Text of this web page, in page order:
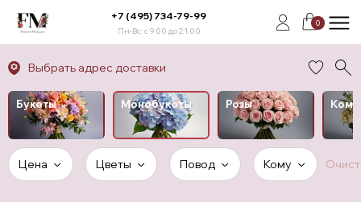
+7 (495) 734-79-99
Пн-Вс: с 9:00 до 21:00
0
Выбрать адрес доставки
Букеты Монобукеты Розы
Цена Цветы Повод Кому